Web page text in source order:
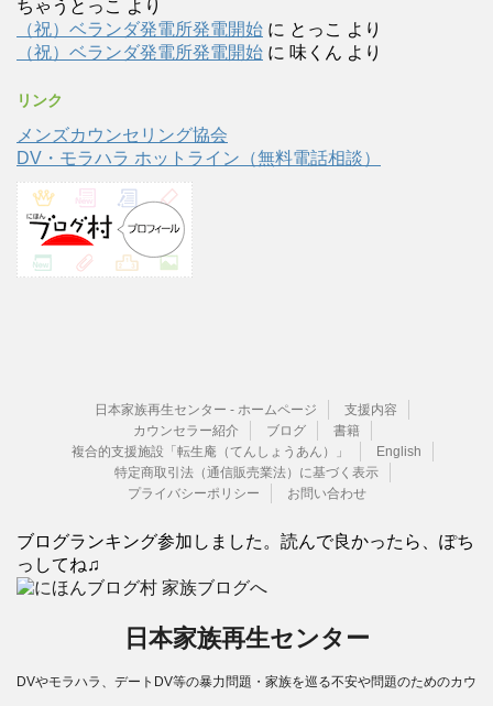
ちゃうとっこ より
（祝）ベランダ発電所発電開始 に とっこ より
（祝）ベランダ発電所発電開始 に 味くん より
リンク
メンズカウンセリング協会
DV・モラハラ ホットライン（無料電話相談）
日本家族再生センター - ホームページ
支援内容
カウンセラー紹介
ブログ
書籍
複合的支援施設「転生庵（てんしょうあん）」
English
特定商取引法（通信販売業法）に基づく表示
プライバシーポリシー
お問い合わせ
ブログランキング参加しました。読んで良かったら、ぽち
っしてね♫
日本家族再生センター
DVやモラハラ、デートDV等の暴力問題・家族を巡る不安や問題のためのカウ